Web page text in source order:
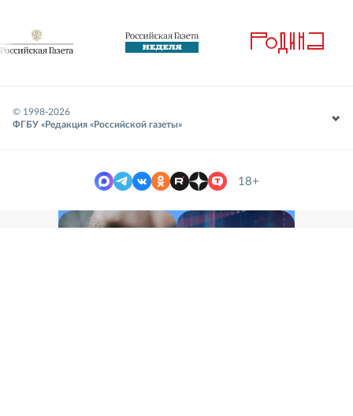
© 1998-2026
ФГБУ «Редакция «Российской газеты»
18+